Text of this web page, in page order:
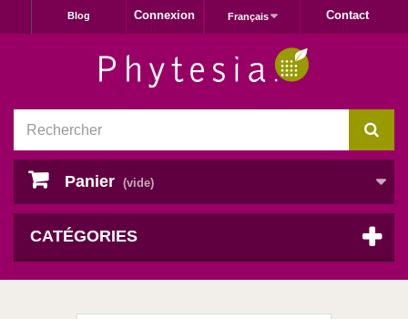
Contact
Français
Connexion
Blog
Panier (vide)
CATÉGORIES